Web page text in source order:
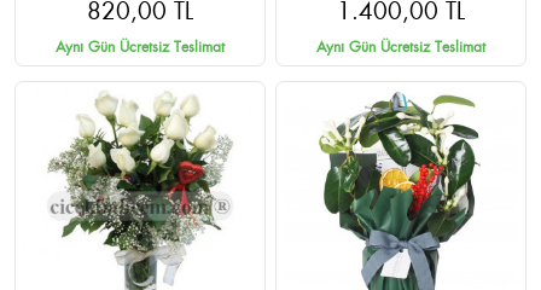
820,00 TL
Aynı Gün Ücretsiz Teslimat
1.400,00 TL
Aynı Gün Ücretsiz Teslimat